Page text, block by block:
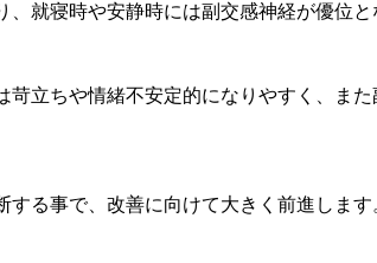
就寝時や安静時には副交感神経が優位と
立ちや情緒不安定的になりやすく、ま
る事で、改善に向けて大きく前進しま